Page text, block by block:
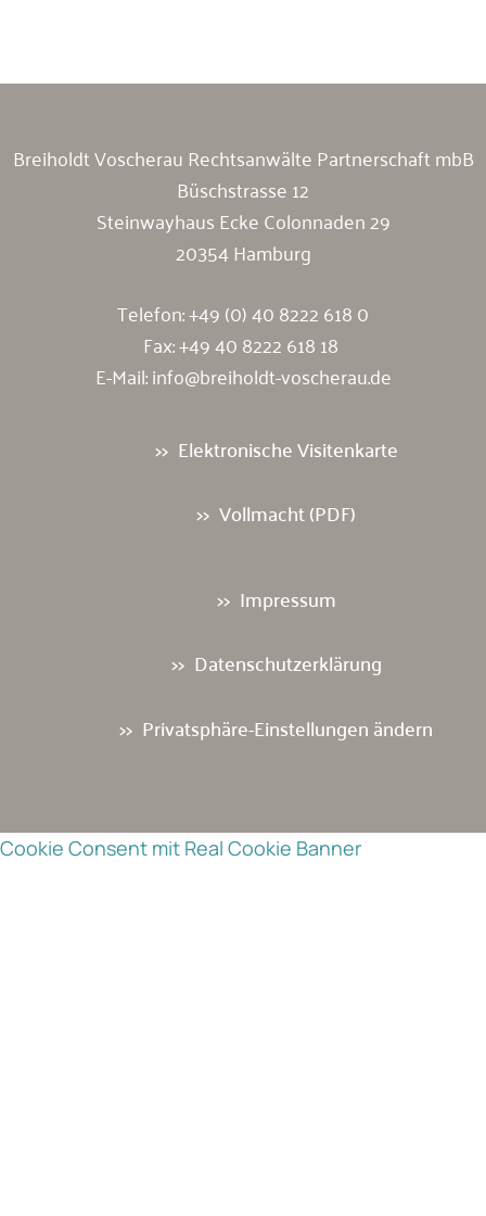
Breiholdt Voscherau Rechtsanwälte Partnerschaft mbB
Büschstrasse 12
Steinwayhaus Ecke Colonnaden 29
20354 Hamburg
Telefon:+49 (0) 40 8222 618 0
Fax: +49 40 8222 618 18
E-Mail:info@breiholdt-voscherau.de
Elektronische Visitenkarte
Vollmacht (PDF)
Impressum
Datenschutzerklärung
Privatsphäre-Einstellungen ändern
Cookie Consent mit Real Cookie Banner